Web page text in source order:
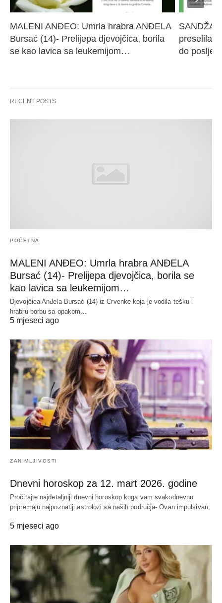
MALENI ANĐEO: Umrla hrabra ANĐELA
Bursać (14)- Prelijepa djevojčica, borila
se kao lavica sa leukemijom…
preselila
do
RECENT POSTS
POČETNA
MALENI ANĐEO: Umrla hrabra ANĐELA
Bursać (14)- Prelijepa djevojčica, borila se
kao lavica sa leukemijom…
Djevojčica Anđela Bursać (14) iz Crvenke koja je vodila tešku i
hrabru borbu sa opakom…
5 mjeseci ago
ZANIMLJIVOSTI
Dnevni horoskop za 12. mart 2026. godine
Pročitajte najdetaljniji dnevni horoskop koga vam svakodnevno
pripremaju najpoznatiji astrolozi sa naših područja- Ovan impulsivan,
5 mjeseci ago